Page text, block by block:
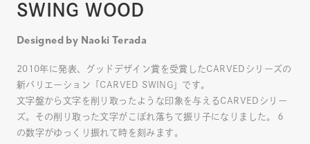
SWING WOOD
Designed by Naoki Terada
2010年に発表、グッドデザイン賞を受賞したCARVEDシリーズの
新バリエーション「CARVED SWING」です。
文字盤から文字を削り取ったような印象を与えるCARVEDシリー
ズ。その削り取った文字がこぼれ落ちて振り子になりました。６
の数字がゆっくり振れて時を刻みます。